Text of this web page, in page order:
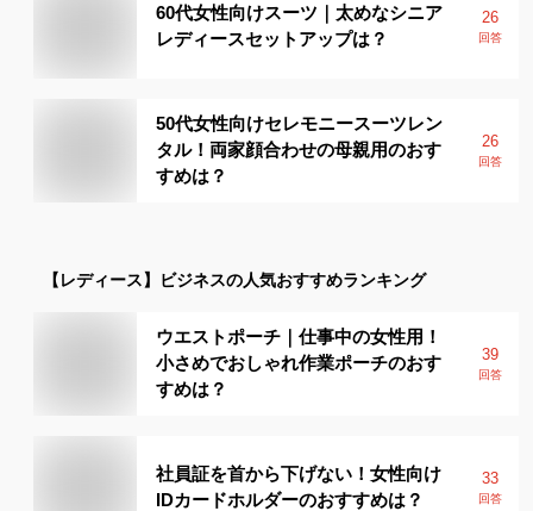
60代女性向けスーツ｜太めなシニア
レディースセットアップは？
26
回答
50代女性向けセレモニースーツレン
タル！両家顔合わせの母親用のおす
すめは？
26
回答
【レディース】 ビジネスの人気おすすめランキング
ウエストポーチ｜仕事中の女性用！
小さめでおしゃれ作業ポーチのおす
すめは？
39
回答
社員証を首から下げない！女性向け
IDカードホルダーのおすすめは？
33
回答